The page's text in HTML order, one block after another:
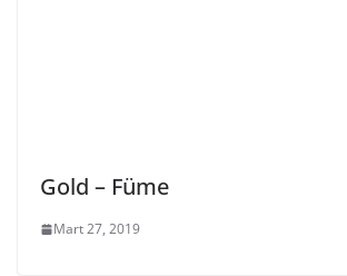
Gold – Füme
Mart 27, 2019